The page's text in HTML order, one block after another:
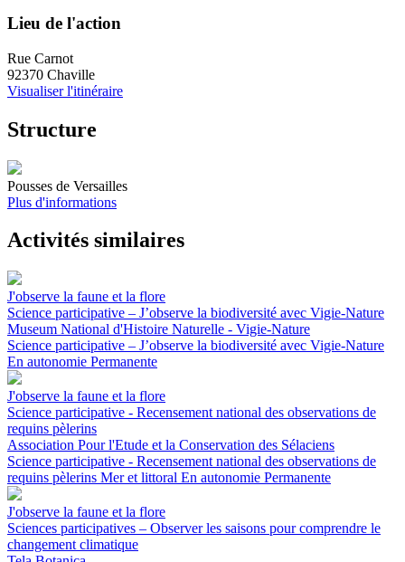
Lieu de l'action
Rue Carnot
92370 Chaville
Visualiser l'itinéraire
Structure
Pousses de Versailles
Plus d'informations
Activités similaires
J'observe la faune et la flore
Science participative – J’observe la biodiversité avec Vigie-Nature
Museum National d'Histoire Naturelle - Vigie-Nature
Science participative – J’observe la biodiversité avec Vigie-Nature
En autonomie Permanente
J'observe la faune et la flore
Science participative - Recensement national des observations de
requins pèlerins
Association Pour l'Etude et la Conservation des Sélaciens
Science participative - Recensement national des observations de
requins pèlerins Mer et littoral En autonomie Permanente
J'observe la faune et la flore
Sciences participatives – Observer les saisons pour comprendre le
changement climatique